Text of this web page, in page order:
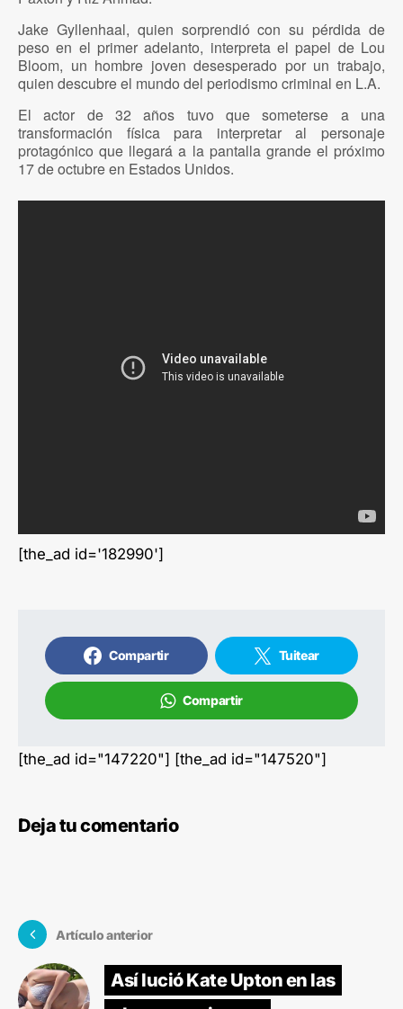
Jake Gyllenhaal, quien sorprendió con su pérdida de
peso en el primer adelanto, interpreta el papel de Lou
Bloom, un hombre joven desesperado por un trabajo,
quien descubre el mundo del periodismo criminal en L.A.
El actor de 32 años tuvo que someterse a una
transformación física para interpretar al personaje
protagónico que llegará a la pantalla grande el próximo
17 de octubre en Estados Unidos.
[the_ad id='182990']
Compartir Tuitear
Compartir
[the_ad id="147220"] [the_ad id="147520"]
Deja tu comentario
Artículo anterior
Así lució Kate Upton en las